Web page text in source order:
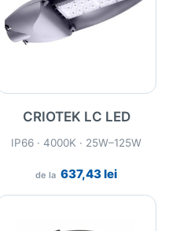
CRIOTEK LC LED
de la 637,43lei
IP66 · 4000K · 25W–125W